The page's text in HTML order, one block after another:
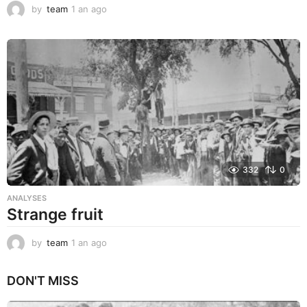
by team 1 an ago
a
g
o
332 0
ANALYSES
Strange fruit
by team 1 an ago
DON'T MISS